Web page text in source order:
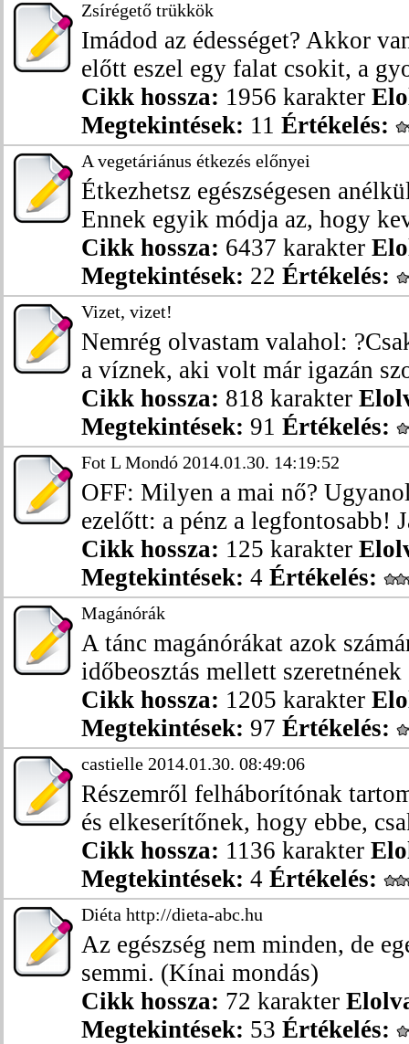
Zsírégető trükkök
Imádod az édességet? Akkor
előtt eszel egy falat csokit, a
Cikk hossza: 1956 karakter
Megtekintések: 11 Értékelés:
A vegetáriánus étkezés előnyei
Étkezhetsz egészségesen
Ennek egyik módja az, hogy
Cikk hossza: 6437 karakter
Megtekintések: 22 Értékelés:
Vizet, vizet!
Nemrég olvastam valahol:
a víznek, aki volt már igazán
Cikk hossza: 818 karakter
Megtekintések: 91 Értékelés:
Fot L Mondó 2014.01.30. 14:19:52
OFF: Milyen a mai nő?
ezelőtt: a pénz a legfontosabb!
Cikk hossza: 125 karakter
Megtekintések: 4 Értékelés:
Magánórák
A tánc magánórákat azok
időbeosztás mellett
Cikk hossza: 1205 karakter
Megtekintések: 97 Értékelés:
castielle 2014.01.30. 08:49:06
Részemről felháborítónak
és elkeserítőnek, hogy ebbe,
Cikk hossza: 1136 karakter
Megtekintések: 4 Értékelés:
Diéta http://dieta-abc.hu
Az egészség nem minden, de
semmi. (Kínai mondás)
Cikk hossza: 72 karakter
Megtekintések: 53 Értékelés: